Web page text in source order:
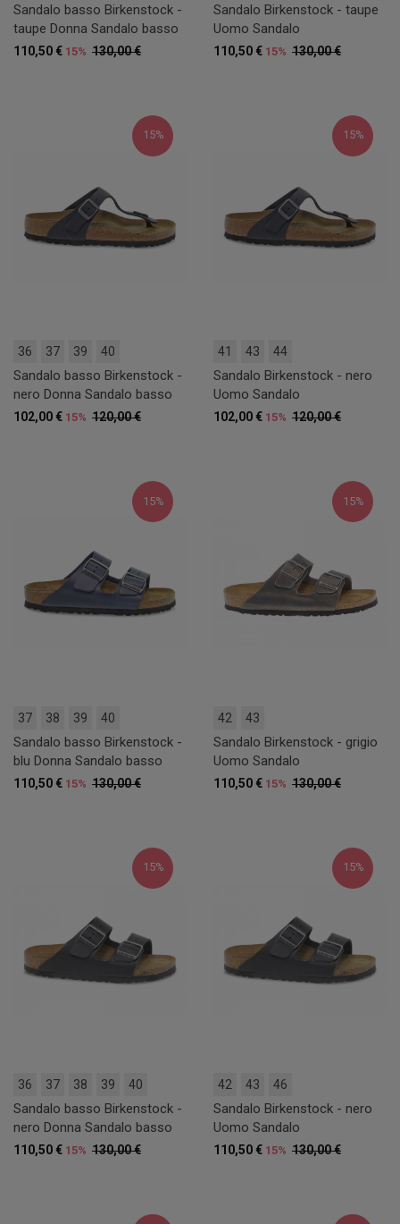
Sandalo basso Birkenstock -
taupe Donna Sandalo basso
130,00 €
110,50 € 15%
Sandalo Birkenstock - taupe
Uomo Sandalo
130,00 €
110,50 € 15%
15%
36 37 39 40
Sandalo basso Birkenstock -
nero Donna Sandalo basso
120,00 €
102,00 € 15%
15%
41 43 44
Sandalo Birkenstock - nero
Uomo Sandalo
120,00 €
102,00 € 15%
15%
37 38 39 40
Sandalo basso Birkenstock -
blu Donna Sandalo basso
130,00 €
110,50 € 15%
15%
42 43
Sandalo Birkenstock - grigio
Uomo Sandalo
130,00 €
110,50 € 15%
15%
36 37 38 39 40
Sandalo basso Birkenstock -
nero Donna Sandalo basso
130,00 €
110,50 € 15%
15%
42 43 46
Sandalo Birkenstock - nero
Uomo Sandalo
130,00 €
110,50 € 15%